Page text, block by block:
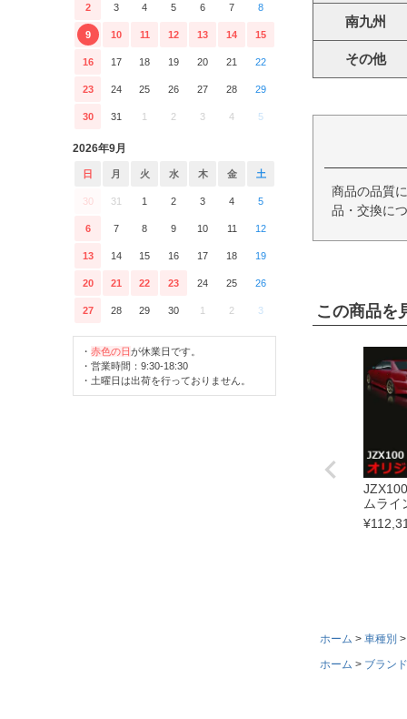
2 3 4 5 6 7 8
9 10 11 12 13 14 15
16 17 18 19 20 21 22
23 24 25 26 27 28 29
30 31 1 2 3 4 5
2026年9月
日 月 火 水 木 金 土
30 31 1 2 3 4 5
6 7 8 9 10 11 12
13 14 15 16 17 18 19
20 21 22 23 24 25 26
27 28 29 30 1 2 3
・ 赤色の日が休業日です。
・営業時間：9:30-18:30
・土曜日は出荷を行っておりません。
南九州
その他
商品の品質
品・交換に
この商品を
ムライ
¥
ホーム
車種別
ホーム
ブラン